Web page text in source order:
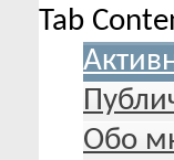
Tab
Обо